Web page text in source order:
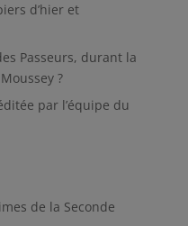
d’hier et
Passeurs, durant la
?
par l’équipe du
de la Seconde